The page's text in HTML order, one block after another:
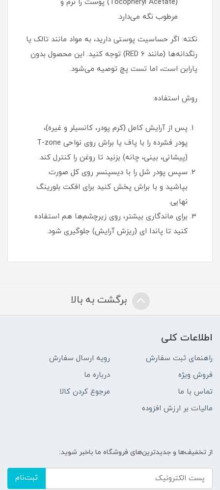
(Tocopheryl Acetate) پوست را نرم و
مرطوب نگه می‌دارد.
نکته: اگر حساسیت پوستی دارید، به مواد مانند تالک یا
رنگدانه‌ها (مانند RED 6) توجه کنید. این محصول بدون
پارابن است، اما تست پچ توصیه می‌شود.
روش استفاده:
پس از آرایش کامل (کرم پودر، کانسیلر و غیره)،
پودر فشرده را با پاف یا براش روی نواحی T-zone
(پیشانی، بینی، چانه) بزنید تا روغن را کنترل کند.
سپس پودر شل را با دیسپنسر روی کل صورت
بپاشید و با براش پخش کنید برای افکت بلورینگ
نهایی.
برای ماندگاری بیشتر، روی زیرچشم‌ها هم استفاده
کنید تا پاندا ای (ریزش آرایش) جلوگیری شود.
برگشت به بالا
اطلاعات کلی
راهنمای ثبت سفارش
رویه ارسال سفارش
فروش ویژه
درباره ما
تماس با ما
مرجوع کردن کالا
مالیات بر ارزش افزوده
از تخفیف‌ها و جدیدترین‌های فروشگاه ما باخبر شوید:
ثبت‌نام